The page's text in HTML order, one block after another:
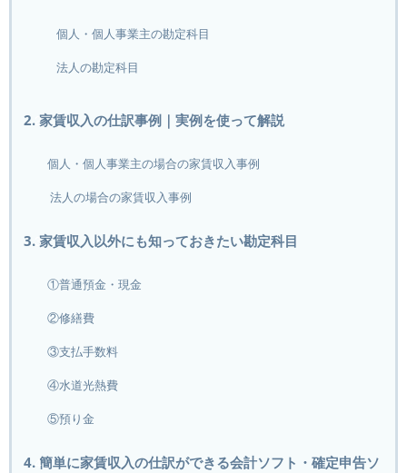
個人・個人事業主の勘定科目
法人の勘定科目
2. 家賃収入の仕訳事例｜実例を使って解説
個人・個人事業主の場合の家賃収入事例
法人の場合の家賃収入事例
3. 家賃収入以外にも知っておきたい勘定科目
①普通預金・現金
②修繕費
③支払手数料
④水道光熱費
⑤預り金
4. 簡単に家賃収入の仕訳ができる会計ソフト・確定申告ソ